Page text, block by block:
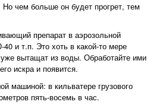
чем больше он будет прогрет, тем
препарат в аэрозольной
и т.п. Это хоть в какой-то мере
вытащат из воды. Обработайте ими
искра и появится.
машиной: в кильватере грузового
пять-восемь в час.